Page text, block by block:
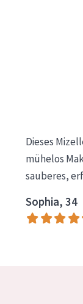
Dieses
mühelos
sauberes,
Sophia, 34